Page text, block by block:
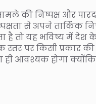
की निष्पक्ष और
से अपने
है तो यह भविष्य में देश
पर किसी प्रकार की
ही आवश्यक होगा